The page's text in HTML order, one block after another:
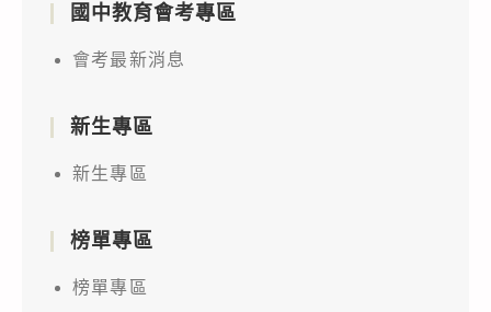
國中教育會考專區
會考最新消息
新生專區
新生專區
榜單專區
榜單專區